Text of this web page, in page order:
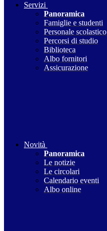
Servizi
Panoramica
Famiglie e studenti
Personale scolastico
Percorsi di studio
Biblioteca
Albo fornitori
Assicurazione
Novità
Panoramica
Le notizie
Le circolari
Calendario eventi
Albo online